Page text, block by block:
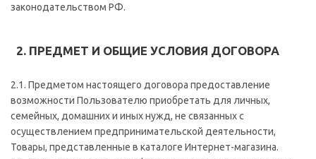
законодательством РФ.
2. ПРЕДМЕТ И ОБЩИЕ УСЛОВИЯ ДОГОВОРА
2.1. Предметом настоящего договора предоставление
возможности Пользователю приобретать для личных,
семейных, домашних и иных нужд, не связанных с
осуществлением предпринимательской деятельности,
Товары, представленные в каталоге Интернет-магазина.